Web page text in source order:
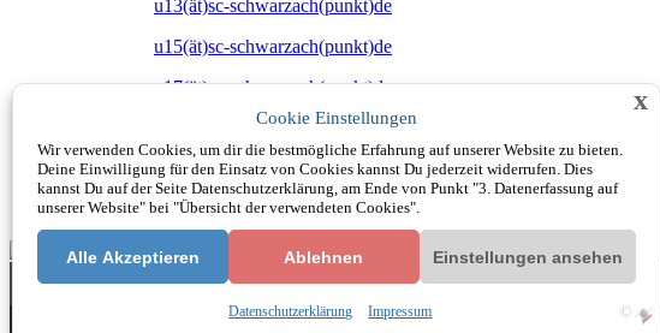
Cookie Einstellungen
x
Wir verwenden Cookies, um dir die bestmögliche Erfahrung auf unserer Website zu bieten.
Deine Einwilligung für den Einsatz von Cookies kannst Du jederzeit widerrufen. Dies
kannst Du auf der Seite Datenschutzerklärung, am Ende von Punkt "3. Datenerfassung auf
unserer Website" bei "Übersicht der verwendeten Cookies".
Alle Akzeptieren Ablehnen Einstellungen ansehen
©
Datenschutzerklärung Impressum
u13(ät)sc-schwarzach(punkt)de
u15(ät)sc-schwarzach(punkt)de
u17(ät)sc-schwarzach(punkt)de
u19(ät)sc-schwarzach(punkt)de
Die Betreuung Jugend unter:
jugendfussball(ät)sc-schwarzach(punkt)de